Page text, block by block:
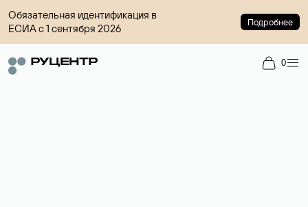
Обязательная идентификация в
ЕСИА с 1 сентября 2026
Подробнее
0